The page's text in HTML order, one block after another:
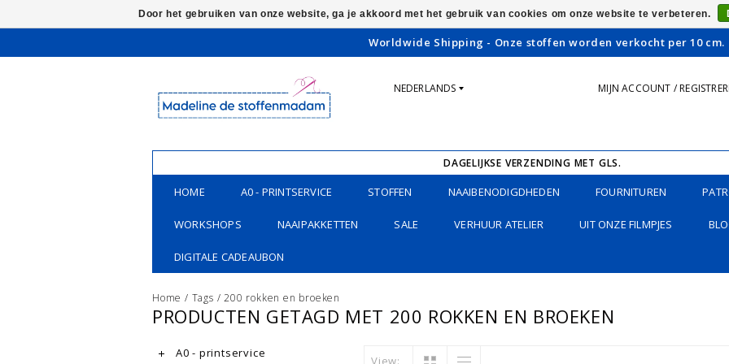
Worldwide Shipping - Onze stoffen worden verkocht per 10 cm.
NEDERLANDS MIJN ACCOUNT /
DAGELIJKSE VERZENDING MET GLS.
HOME A0 - PRINTSERVICE STOFFEN NAAIBENODIGDHEDEN FOURNITUREN
WORKSHOPS NAAIPAKKETTEN SALE VERHUUR ATELIER UIT ONZE FILMPJES
DIGITALE CADEAUBON
Home / Tags /200 rokken en broeken
PRODUCTEN GETAGD MET 200 ROKKEN EN BROEKEN
A0 - printservice
View:
Door het gebruiken van onze website, ga je akkoord met het gebruik van cookies om onze website te verbeteren.